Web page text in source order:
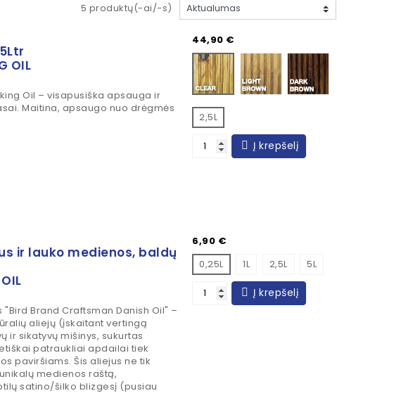
5 produktų(-ai/-s)
OIL
Oil – visapusiška apsauga ir
Maitina, apsaugo nuo drėgmės
Kaina
44,90 €
CLEAR
LIGHT-BROWNDARK BROWN
2,5L
Į krepšelį
ir lauko medienos, baldų
Brand Craftsman Danish Oil" –
aliejų (įskaitant vertingą
ir sikatyvų mišinys, sukurtas
patraukliai apdailai tiek
paviršiams. Šis aliejus ne tik
medienos raštą,
satino/šilko blizgesį (pusiau
Kaina
6,90 €
0,25L
1L 2,5L 5L
Į krepšelį